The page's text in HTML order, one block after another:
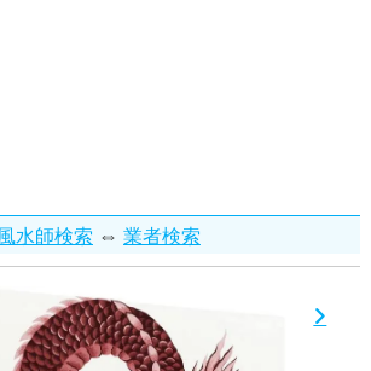
水師検索 ⇔ 業者検索